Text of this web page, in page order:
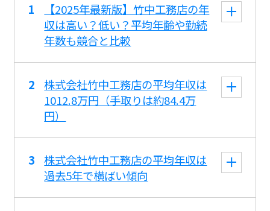
【2025年最新版】竹中工務店の年
収は高い？低い？平均年齢や勤続
年数も競合と比較
株式会社竹中工務店の平均年収は
1012.8万円（手取りは約84.4万
円）
株式会社竹中工務店の平均年収は
過去5年で横ばい傾向